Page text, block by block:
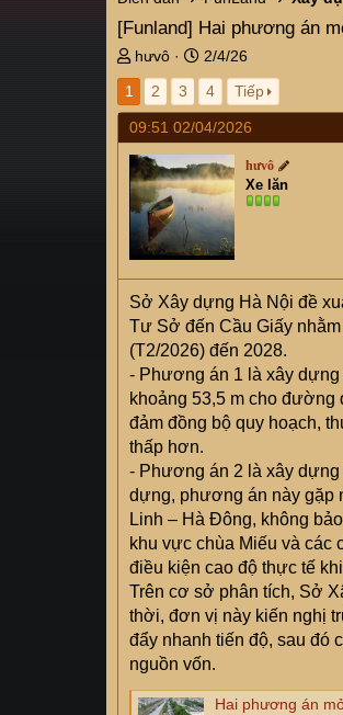
[Funland] Hai phương án
T
h
e
a
d
s
t
a
t
e
r
hưvô
N
g
à
y
g
ử
i
2/4/26
1
2 3 4 Tiếp
09:51 02/04/2026
hưvô
Xe lăn
Sở Xây dựng Hà Nội đề
Tư Sở đến Cầu Giấy
(T2/2026) đến 2028.
- Phương án 1 là xây
khoảng 53,5 m cho
đảm đồng bộ quy hoạch,
thấp hơn.
- Phương án 2 là xây
dựng, phương án này gặp
Linh – Hà Đông, không
khu vực chùa Miếu và các
điều kiện cao độ thực tế
Trên cơ sở phân tích, Sở
thời, đơn vị này kiến nghị
đẩy nhanh tiến độ, sau đó
nguồn vốn.
Hai phương án